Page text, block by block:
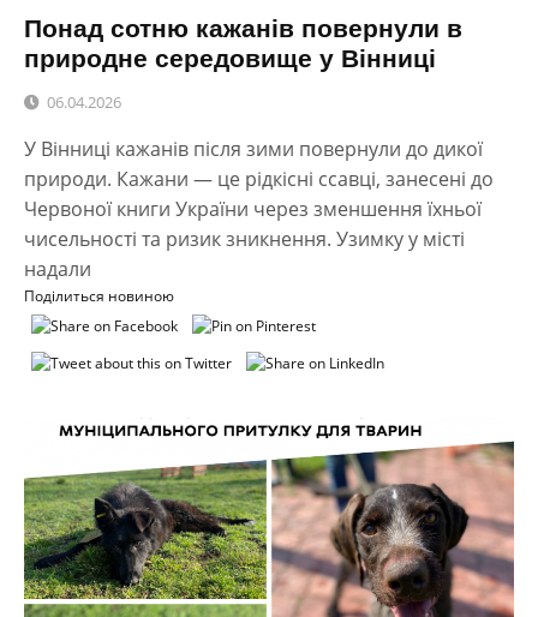
Понад сотню кажанів повернули в
природне середовище у Вінниці
06.04.2026
У Вінниці кажанів після зими повернули до дикої
природи. Кажани — це рідкісні ссавці, занесені до
Червоної книги України через зменшення їхньої
чисельності та ризик зникнення. Узимку у місті
надали
Поділиться новиною